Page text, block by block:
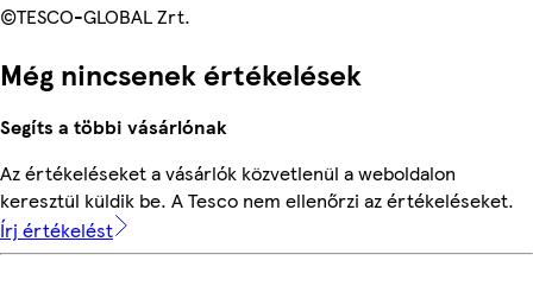
©TESCO-GLOBAL Zrt.
Még nincsenek értékelések
Segíts a többi vásárlónak
Az értékeléseket a vásárlók közvetlenül a weboldalon
keresztül küldik be. A Tesco nem ellenőrzi az értékeléseket.
Írj értékelést